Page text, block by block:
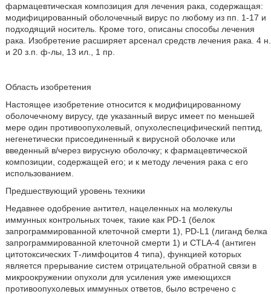
фармацевтическая композиция для лечения рака, содержащая:
модифицированный оболочечный вирус по любому из пп. 1-17 и
подходящий носитель. Кроме того, описаны способы лечения
рака. Изобретение расширяет арсенал средств лечения рака. 4 н.
и 20 з.п. ф-лы, 13 ил., 1 пр.
Область изобретения
Настоящее изобретение относится к модифицированному
оболочечному вирусу, где указанный вирус имеет по меньшей
мере один противоопухолевый, опухолеспецифический пептид,
негенетически присоединенный к вирусной оболочке или
введенный в/через вирусную оболочку; к фармацевтической
композиции, содержащей его; и к методу лечения рака с его
использованием.
Предшествующий уровень техники
Недавнее одобрение антител, нацеленных на молекулы
иммунных контрольных точек, такие как PD-1 (белок
запрограммированной клеточной смерти 1), PD-L1 (лиганд белка
запрограммированной клеточной смерти 1) и CTLA-4 (антиген
цитотоксических Т-лимфоцитов 4 типа), функцией которых
является прерывание систем отрицательной обратной связи в
микроокружении опухоли для усиления уже имеющихся
противоопухолевых иммунных ответов, было встречено с